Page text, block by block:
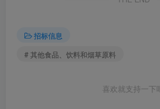
招标信息
# 其他食品、饮料和烟草原料
喜欢就支持一下